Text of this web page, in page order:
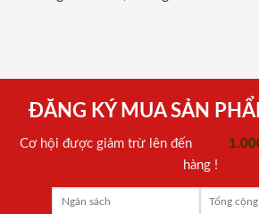
ĐĂNG KÝ MUA SẢN
Cơ hội được giảm trừ lên đến
hàng !